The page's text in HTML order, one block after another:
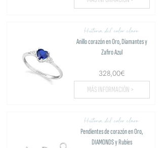
Historia del color claro
Anillo corazón en Oro, Diamantes y
Zafiro Azul
328,00€
MÁS INFORMACIÓN >
Historia del color claro
Pendientes de corazón en Oro,
DIAMONDS y Rubíes